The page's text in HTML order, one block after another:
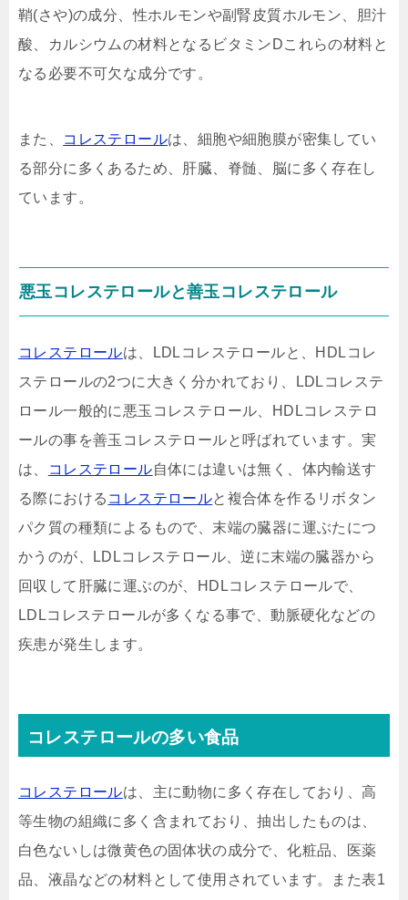
鞘(さや)の成分、性ホルモンや副腎皮質ホルモン、胆汁
酸、カルシウムの材料となるビタミンDこれらの材料と
なる必要不可欠な成分です。
また、 コレステロールは、細胞や細胞膜が密集してい
る部分に多くあるため、肝臓、脊髄、脳に多く存在し
ています。
悪玉コレステロールと善玉コレステロール
コレステロールは、LDLコレステロールと、HDLコレ
ステロールの2つに大きく分かれており、LDLコレステ
ロール一般的に悪玉コレステロール、HDLコレステロ
ールの事を善玉コレステロールと呼ばれています。実
は、
コレステロール自体には違いは無く、体内輸送す
る際における コレステロールと複合体を作るリボタン
パク質の種類によるもので、末端の臓器に運ぶたにつ
かうのが、LDLコレステロール、逆に末端の臓器から
回収して肝臓に運ぶのが、HDLコレステロールで、
LDLコレステロールが多くなる事で、動脈硬化などの
疾患が発生します。
コレステロールの多い食品
コレステロールは、主に動物に多く存在しており、高
等生物の組織に多く含まれており、抽出したものは、
白色ないしは微黄色の固体状の成分で、化粧品、医薬
品、液晶などの材料として使用されています。また表1